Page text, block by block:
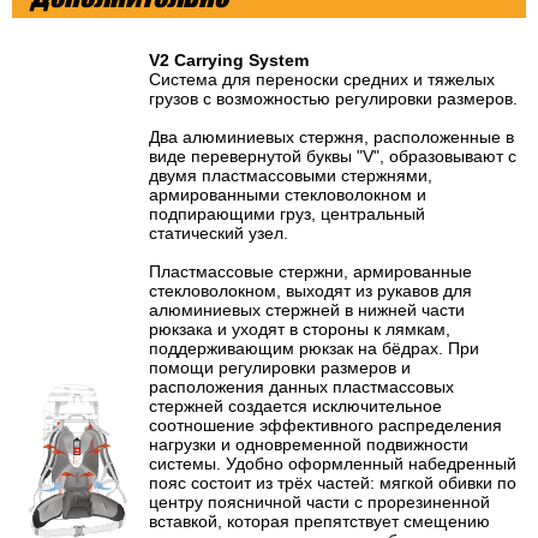
V2 Carrying System
Система для переноски средних и тяжелых
грузов с возможностью регулировки размеров.
Два алюминиевых стержня, расположенные в
виде перевернутой буквы "V", образовывают с
двумя пластмассовыми стержнями,
армированными стекловолокном и
подпирающими груз, центральный
статический узел.
Пластмассовые стержни, армированные
стекловолокном, выходят из рукавов для
алюминиевых стержней в нижней части
рюкзака и уходят в стороны к лямкам,
поддерживающим рюкзак на бёдрах. При
помощи регулировки размеров и
расположения данных пластмассовых
стержней создается исключительное
соотношение эффективного распределения
нагрузки и одновременной подвижности
системы. Удобно оформленный набедренный
пояс состоит из трёх частей: мягкой обивки по
центру поясничной части с прорезиненной
вставкой, которая препятствует смещению